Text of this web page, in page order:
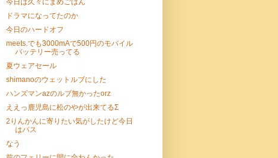
今日は久々にまめごはん
ドラマになってたのか
今日のハードオフ
meets.でも3000mAで500円のモバイル
バッテリー売ってる
夏ウェアセール
shimanoのウェットルブにした
ハンズマンazのルブ無かったorz
ええっ鹿児島に松のやが出来てるΣ
2りんかんに寄りたい気がしたけど今日
はパス
なう